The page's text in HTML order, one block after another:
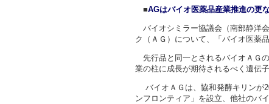
■AGはバイオ医薬品産業推進の更
バイオシミラー協議会（南部静洋
ク（ＡＧ）について、「バイオ医薬
先行品と同一とされるバイオＡＧ
業の柱に成長が期待されるべく遺伝
バイオＡＧは、協和発酵キリンが
ンフロンティア」を設立、他社のバ